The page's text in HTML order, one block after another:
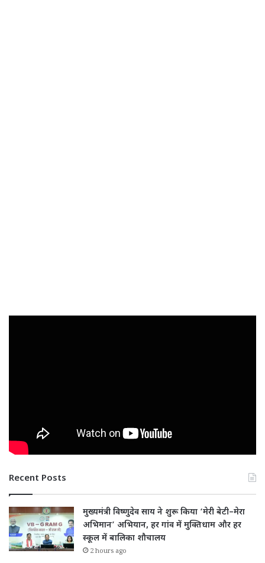
Recent Posts
मुख्यमंत्री विष्णुदेव साय ने शुरू किया ‘मेरी बेटी–मेरा
अभिमान’ अभियान, हर गांव में मुक्तिधाम और हर
स्कूल में बालिका शौचालय
2 hours ago